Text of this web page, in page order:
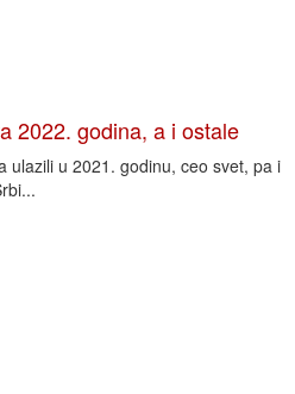
2022. godina, a i ostale
ulazili u 2021. godinu, ceo svet, pa i